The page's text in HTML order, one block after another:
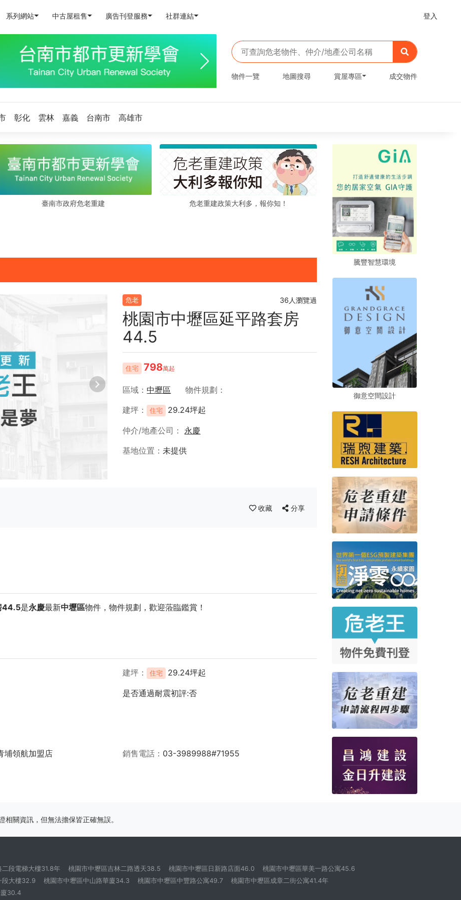
系列網站 中古屋租售 廣告刊登服務 社群連結 登入
物件一覽 地圖搜尋 賞屋專區 成交物件
彰化 雲林 嘉義 台南市 高雄市
臺南市政府危老重建 危老重建政策大利多，報你知！
危老 36人瀏覽過
桃園市中壢區延平路套房
44.5
住宅 798萬起
區域 中壢區
物件規劃
建坪
住宅 29.24坪起
仲介/地產公司
永慶
基地位置
未提供
收藏 分享
44.5是永慶最新中壢區物件，物件規劃 ，歡迎蒞臨鑑賞！
建坪 住宅 29.24坪起
是否通過耐震初評:否
埔領航加盟店 銷售電話 03-3989988#71955
騰豐智慧環境
騰豐智慧環境
騰豐智慧環境
御意空間設計
御意空間設計
御意空間設計
關資訊，但無法擔保皆正確無誤。
段電梯大樓31.8年 桃園市中壢區吉林二路透天38.5 桃園市中壢區日新路店面46.0
桃園市中壢區華美一路公寓45.6
段大樓32.9 桃園市中壢區中山路華廈34.3 桃園市中壢區中豐路公寓49.7
桃園市中壢區成章二街公寓41.4年
廈30.4